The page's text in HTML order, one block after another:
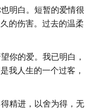
明白。短暂的爱情很
的伤害。过去的温柔
你的爱。我已明白，
我人生的一个过客，
精进，以舍为得，无